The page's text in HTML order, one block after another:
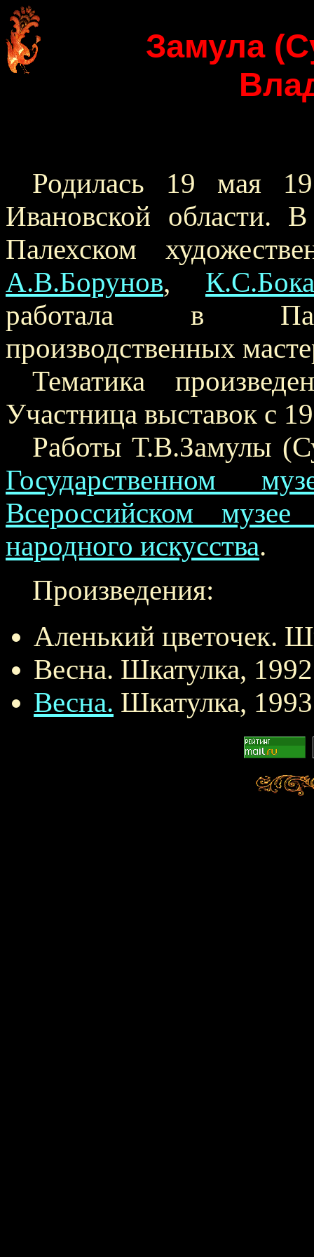
Замула
Родилась 19 мая
Ивановской области.
Палехском
А.В.Борунов,
работала в
производственных
Тематика
Участница выставок с
Работы Т.В.Замулы
Государственном
Всероссийском музее
народного искусства.
Произведения:
Аленький цветочек.
Весна. Шкатулка,
Весна. Шкатулка,